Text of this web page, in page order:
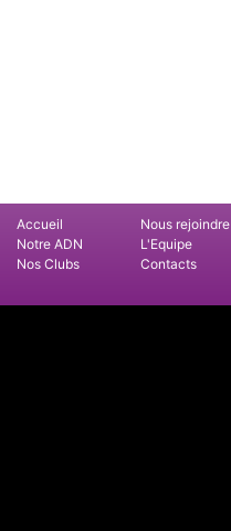
Accueil
Notre ADN
Nos Clubs
Nous rejoindre
L'Equipe
Contacts